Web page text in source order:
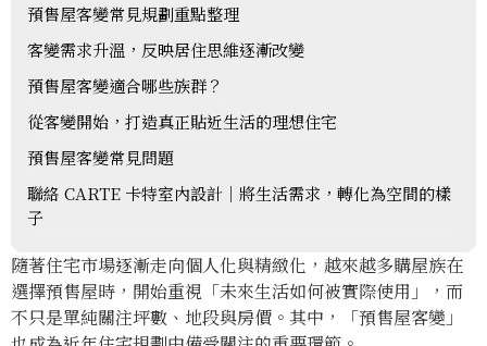
預售屋客變常見規劃重點整理
客變需求升溫，反映居住思維逐漸改變
預售屋客變適合哪些族群？
從客變開始，打造真正貼近生活的理想住宅
預售屋客變常見問題
聯絡 CARTE 卡特室內設計｜將生活需求，轉化為空間的樣
子
隨著住宅市場逐漸走向個人化與精緻化，越來越多購屋族在
選擇預售屋時，開始重視「未來生活如何被實際使用」，而
不只是單純關注坪數、地段與房價。其中，「預售屋客變」